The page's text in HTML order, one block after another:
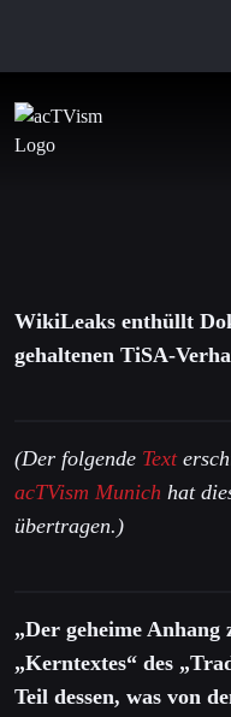
WikiLeaks enthüllt
WikiLeaks enthüllt
gehaltenen TiSA-
(Der folgende Text
acTVism Munich hat
übertragen.)
„Der geheime
„Kerntextes“ des
Teil dessen, was von